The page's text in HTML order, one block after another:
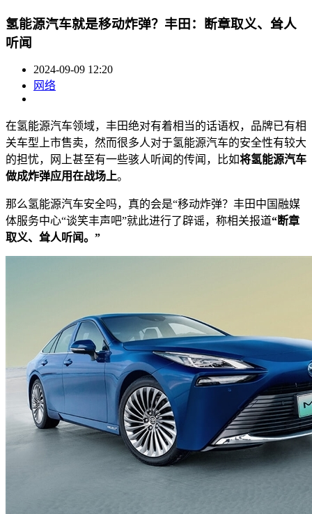
氢能源汽车就是移动炸弹？丰田：断章取义、耸人
听闻
2024-09-09 12:20
网络
在氢能源汽车领域，丰田绝对有着相当的话语权，品牌已有相
关车型上市售卖，然而很多人对于氢能源汽车的安全性有较大
的担忧，网上甚至有一些骇人听闻的传闻，比如将氢能源汽车
做成炸弹应用在战场上。
那么氢能源汽车安全吗，真的会是“移动炸弹？丰田中国融媒
体服务中心“谈笑丰声吧”就此进行了辟谣，称相关报道“断章
取义、耸人听闻。”